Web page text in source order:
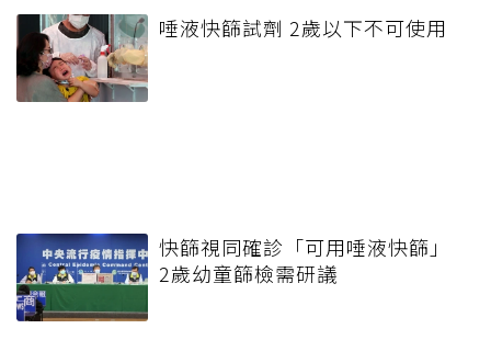
唾液快篩試劑 2歲以下不可使用
快篩視同確診「可用唾液快篩」
2歲幼童篩檢需研議